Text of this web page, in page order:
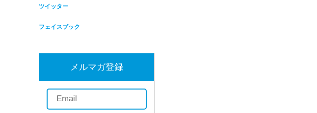
ツイッター
フェイスブック
メルマガ登録